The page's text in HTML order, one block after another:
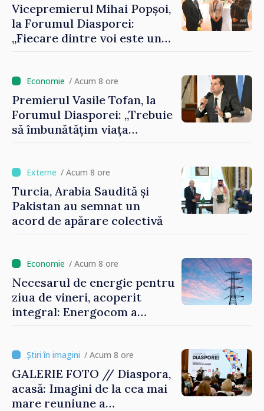
Vicepremierul Mihai Popșoi,
la Forumul Diasporei:
„Fiecare dintre voi este un
imaginii Republicii Moldova”
/ Acum 8 ore
Premierul Vasile Tofan, la
Forumul Diasporei: „Trebuie
să îmbunătățim viața
/ Acum 8 ore
Turcia, Arabia Saudită și
Pakistan au semnat un
acord de apărare colectivă
/ Acum 8 ore
Necesarul de energie pentru
ziua de vineri, acoperit
integral: Energocom a
/ Acum 8 ore
GALERIE FOTO // Diaspora,
acasă: Imagini de la cea mai
mare reuniune a